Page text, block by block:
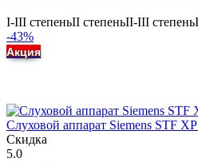
I-III степеньII степеньII-III степень
-43%
Акция
Слуховой аппарат Siemens STF
Скидка
5.0